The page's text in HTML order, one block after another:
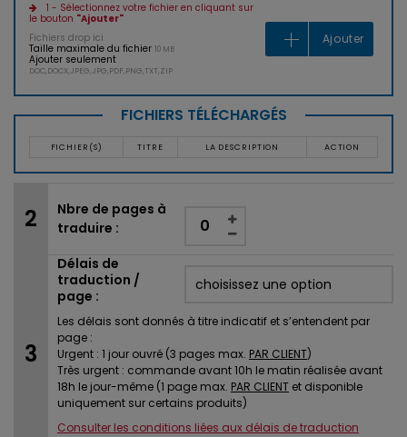
1 - Sélectionnez votre fichier en cliquant sur
le bouton "Ajouter"
Fichiers drop ici
Taille maximale du fichier 10 MB
Ajouter seulement
DOC,DOCX,JPEG,JPG,PDF,PNG,TXT,ZIP
Ajouter
FICHIERS TÉLÉCHARGÉS
FICHIER(S) TITRE LA DESCRIPTION ACTION
Nbre de pages à
traduire :
Délais de
traduction /
page :
Les délais sont donnés à titre indicatif et s’entendent par
page :
Urgent : 1 jour ouvré (3 pages max. PAR CLIENT)
Très urgent : commande avant 10h le matin réalisée avant
18h le jour-même (1 page max. PAR CLIENT et disponible
uniquement sur certains produits)
Consulter les conditions liées aux délais de traduction